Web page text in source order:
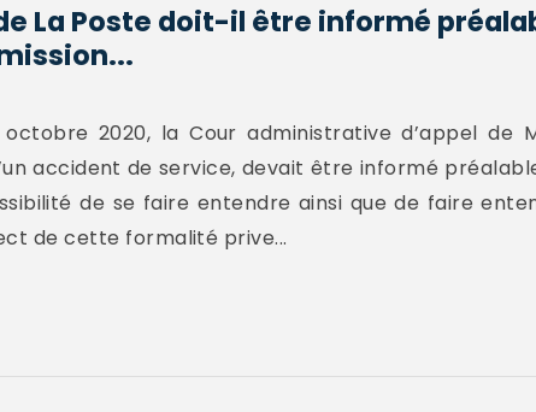
La Poste doit-il être informé
2020, la Cour administrative d’appel de
accident de service, devait être informé
de se faire entendre ainsi que de faire
de cette formalité prive...